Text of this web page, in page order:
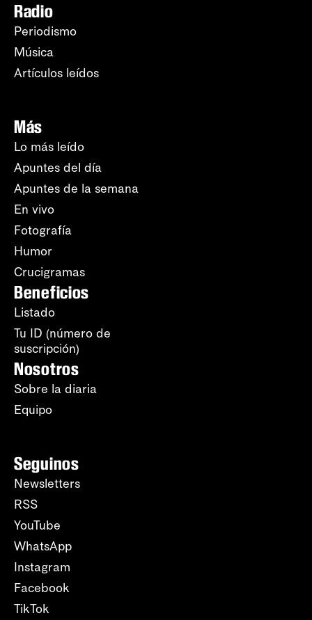
Radio
Periodismo
Música
Artículos leídos
Más
Lo más leído
Apuntes del día
Apuntes de la semana
En vivo
Fotografía
Humor
Crucigramas
Beneficios
Listado
Tu ID (número de
suscripción)
Nosotros
Sobre la diaria
Equipo
Seguinos
Newsletters
RSS
YouTube
WhatsApp
Instagram
Facebook
TikTok